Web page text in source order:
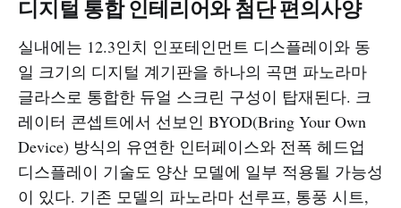
디지털 통합 인테리어와 첨단 편의사양
실내에는 12.3인치 인포테인먼트 디스플레이와 동
일 크기의 디지털 계기판을 하나의 곡면 파노라마
글라스로 통합한 듀얼 스크린 구성이 탑재된다. 크
레이터 콘셉트에서 선보인 BYOD(Bring Your Own
Device) 방식의 유연한 인터페이스와 전폭 헤드업
디스플레이 기술도 양산 모델에 일부 적용될 가능성
이 있다. 기존 모델의 파노라마 선루프, 통풍 시트,